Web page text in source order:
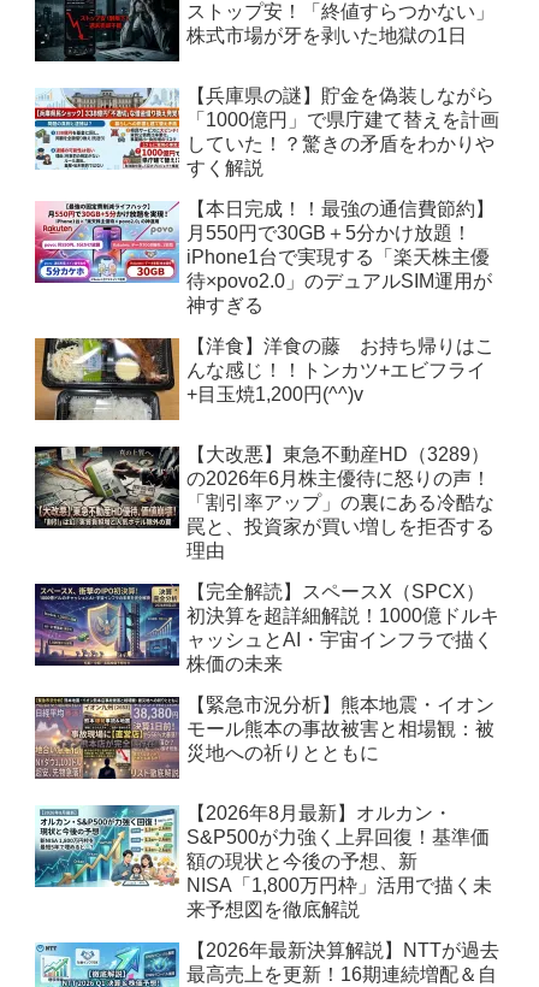
ストップ安！「終値すらつかない」
株式市場が牙を剥いた地獄の1日
【兵庫県の謎】貯金を偽装しながら
「1000億円」で県庁建て替えを計画
していた！？驚きの矛盾をわかりや
すく解説
【本日完成！！最強の通信費節約】
月550円で30GB＋5分かけ放題！
iPhone1台で実現する「楽天株主優
待×povo2.0」のデュアルSIM運用が
神すぎる
【洋食】洋食の藤 お持ち帰りはこ
んな感じ！！トンカツ+エビフライ
+目玉焼1,200円(^^)v
【大改悪】東急不動産HD（3289）
の2026年6月株主優待に怒りの声！
「割引率アップ」の裏にある冷酷な
罠と、投資家が買い増しを拒否する
理由
【完全解読】スペースX（SPCX）
初決算を超詳細解説！1000億ドルキ
ャッシュとAI・宇宙インフラで描く
株価の未来
【緊急市況分析】熊本地震・イオン
モール熊本の事故被害と相場観：被
災地への祈りとともに
【2026年8月最新】オルカン・
S&P500が力強く上昇回復！基準価
額の現状と今後の予想、新
NISA「1,800万円枠」活用で描く未
来予想図を徹底解説
【2026年最新決算解説】NTTが過去
最高売上を更新！16期連続増配＆自